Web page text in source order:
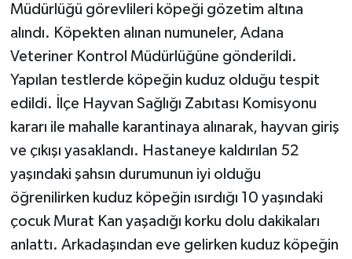
Müdürlüğü görevlileri köpeği gözetim altına
alındı. Köpekten alınan numuneler, Adana
Veteriner Kontrol Müdürlüğüne gönderildi.
Yapılan testlerde köpeğin kuduz olduğu tespit
edildi. İlçe Hayvan Sağlığı Zabıtası Komisyonu
kararı ile mahalle karantinaya alınarak, hayvan giriş
ve çıkışı yasaklandı. Hastaneye kaldırılan 52
yaşındaki şahsın durumunun iyi olduğu
öğrenilirken kuduz köpeğin ısırdığı 10 yaşındaki
çocuk Murat Kan yaşadığı korku dolu dakikaları
anlattı. Arkadaşından eve gelirken kuduz köpeğin